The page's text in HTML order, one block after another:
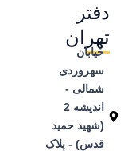
دفتر
تهران
خیابان
سهروردی
شمالی -
اندیشه 2
(شهید حمید
قدس) - پلاک